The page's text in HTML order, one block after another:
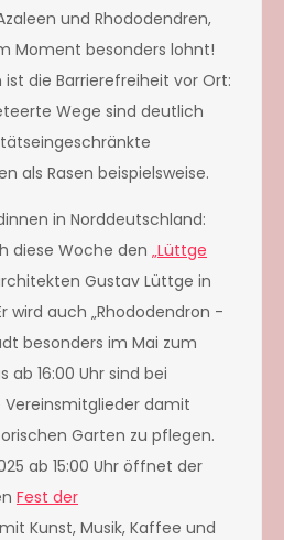
und Rhododendren,
Moment besonders lohnt!
die Barrierefreiheit vor Ort:
Wege sind deutlich
als Rasen beispielsweise.
in Norddeutschland:
diese Woche den „Lüttge
Gustav Lüttge in
wird auch „Rhododendron -
besonders im Mai zum
ab 16:00 Uhr sind bei
damit
Garten zu pflegen.
ab 15:00 Uhr öffnet der
Fest der
mit Kunst, Musik, Kaffee und